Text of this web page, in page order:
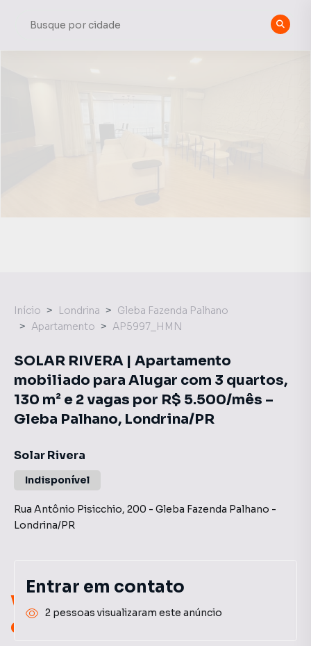
Você pode encontrar novas
oportunidades!
Início Londrina
Gleba Fazenda Palhano
Apartamento
AP5997_HMN
SOLAR RIVERA | Apartamento
mobiliado para Alugar com 3 quartos,
130 m² e 2 vagas por R$ 5.500/mês –
Gleba Palhano, Londrina/PR
Solar Rivera
Indisponível
Rua Antônio Pisicchio, 200 - Gleba Fazenda Palhano -
Londrina/PR
Entrar em contato
2 pessoas visualizaram este anúncio